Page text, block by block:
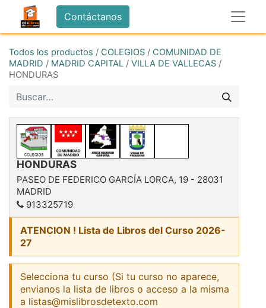
Contáctanos
Todos los productos / COLEGIOS / COMUNIDAD DE
MADRID / MADRID CAPITAL / VILLA DE VALLECAS /
HONDURAS
HONDURAS
PASEO DE FEDERICO GARCÍA LORCA, 19 - 28031
MADRID
913325719
ATENCION ! Lista de Libros del Curso 2026-
27
Selecciona tu curso (Si tu curso no aparece,
envianos la lista de libros o acceso a la misma
a listas@mislibrosdetexto.com